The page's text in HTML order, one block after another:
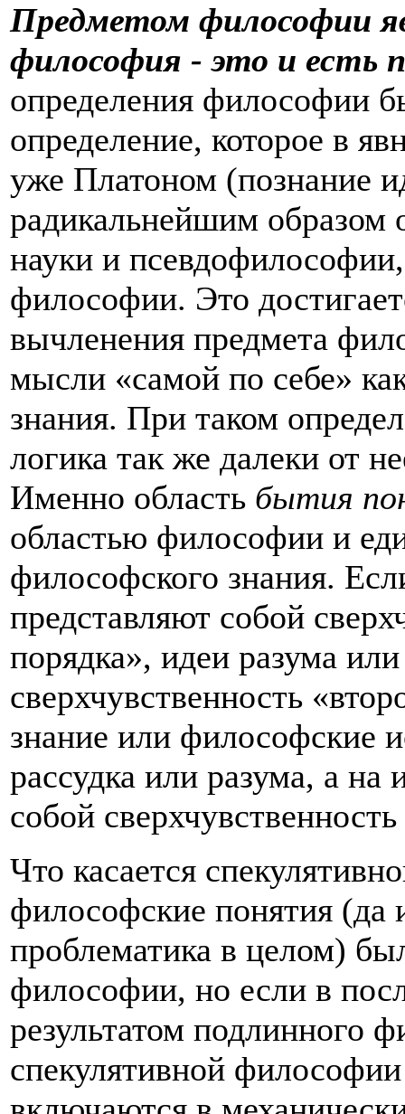
Предметом философии
философия - это и есть
определения философии
определение, которое в
уже Платоном (познание
радикальнейшим образом
науки и
философии. Это
вычленения предмета
мысли «самой по себе»
знания. При таком
логика так же далеки от
Именно область бытия
областью философии и
философского знания.
представляют собой
порядка», идеи разума
сверхчувственность
знание или философские
рассудка или разума, а
собой
Что касается
философские понятия (да
проблематика в целом)
философии, но если в
результатом подлинного
спекулятивной